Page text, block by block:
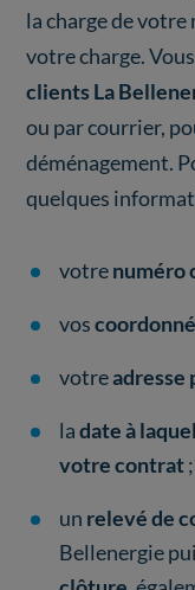
la charge de
votre charge.
clients La
ou par courrier,
déménagement.
quelques
votrenuméro
vos
votreadresse
ladate à
votre contrat;
un relevé de
Bellenergie